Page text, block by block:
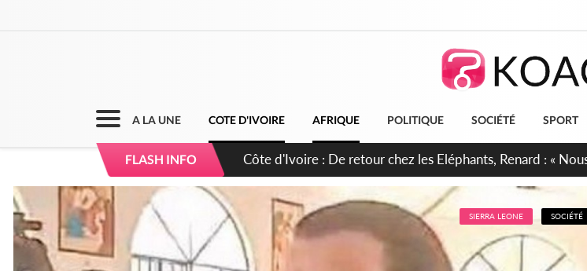
A LA UNE COTE D'IVOIRE AFRIQUE POLITIQUE SOCIÉTÉ SPORT
FLASH INFO
Côte d'Ivoire : 66e anniversaire de l'Indépendance, les
puissance et réaffirment leur engagement envers la Nation
SIERRA LEONE SOCIÉTÉ